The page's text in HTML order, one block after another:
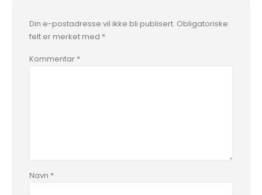
Din e-postadresse vil ikke bli publisert. Obligatoriske
felt er merket med *
Kommentar *
Navn *